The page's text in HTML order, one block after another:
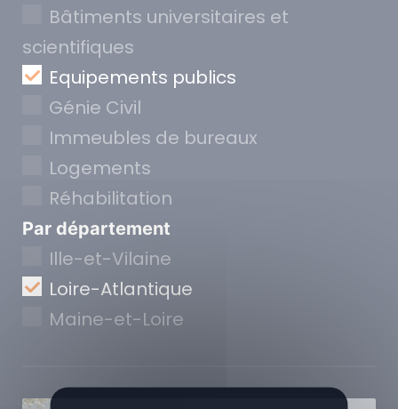
Bâtiments universitaires et
scientifiques
Equipements publics
Génie Civil
Immeubles de bureaux
Logements
Réhabilitation
Par département
Ille-et-Vilaine
Loire-Atlantique
Maine-et-Loire